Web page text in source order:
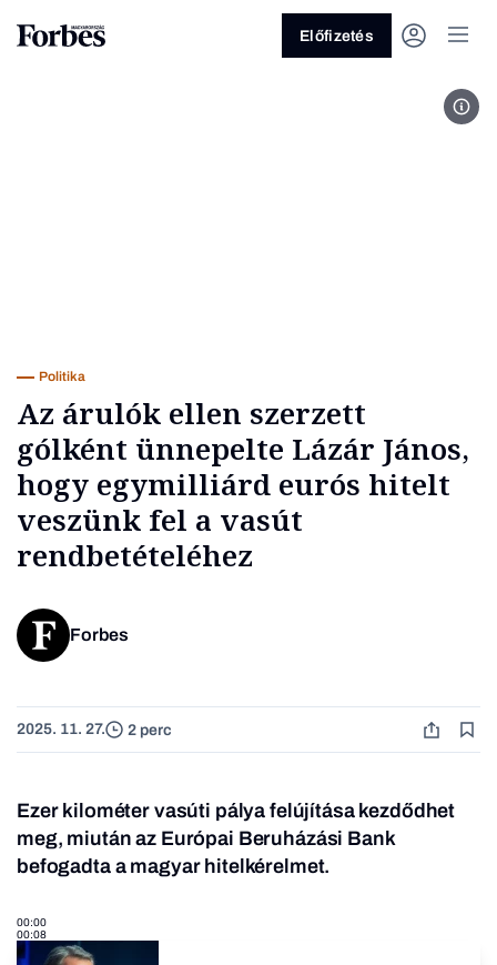
Előfizetés
Politika
Az árulók ellen szerzett
gólként ünnepelte Lázár János,
hogy egymilliárd eurós hitelt
veszünk fel a vasút
rendbetételéhez
Forbes
2025. 11. 27. 2 perc
Ezer kilométer vasúti pálya felújítása kezdődhet
meg, miután az Európai Beruházási Bank
befogadta a magyar hitelkérelmet.
00:00
00:08